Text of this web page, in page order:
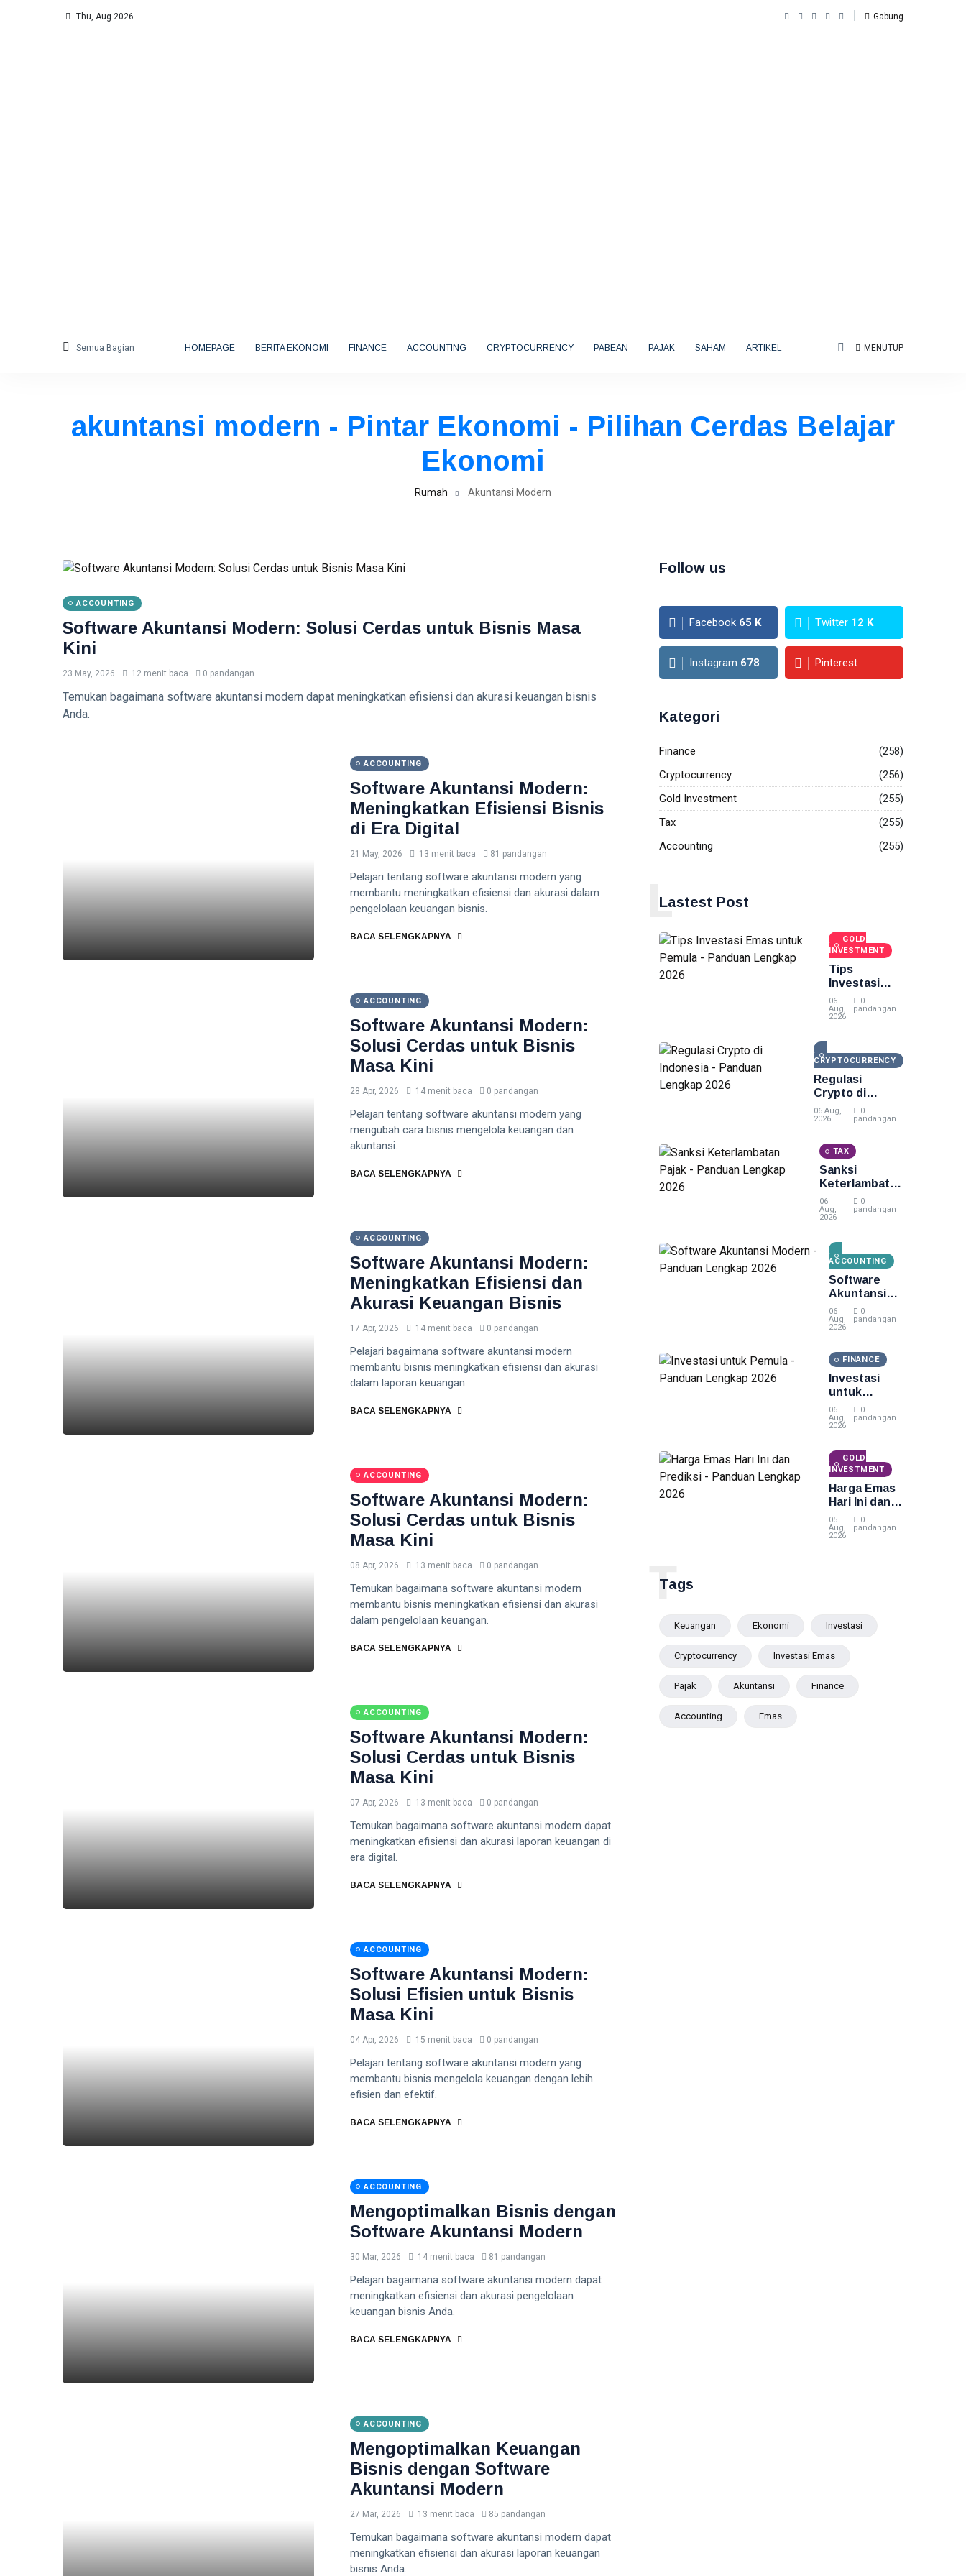
Thu, Aug 2026 Gabung
Semua Bagian HOMEPAGE BERITA EKONOMI FINANCE ACCOUNTING CRYPTOCURRENCY PABEAN PAJAK SAHAM ARTIKEL MENUTUP
akuntansi modern - Pintar Ekonomi - Pilihan Cerdas Belajar
Ekonomi
Rumah Akuntansi Modern
ACCOUNTING
Software Akuntansi Modern: Solusi Cerdas untuk Bisnis Masa
Kini
23 May, 2026 12 menit baca 0 pandangan
Temukan bagaimana software akuntansi modern dapat meningkatkan efisiensi dan akurasi keuangan bisnis
Anda.
ACCOUNTING
Software Akuntansi Modern:
Meningkatkan Efisiensi Bisnis
di Era Digital
21 May, 2026 13 menit baca 81 pandangan
Pelajari tentang software akuntansi modern yang
membantu meningkatkan efisiensi dan akurasi dalam
pengelolaan keuangan bisnis.
BACA SELENGKAPNYA
ACCOUNTING
Software Akuntansi Modern:
Solusi Cerdas untuk Bisnis
Masa Kini
28 Apr, 2026 14 menit baca 0 pandangan
Pelajari tentang software akuntansi modern yang
mengubah cara bisnis mengelola keuangan dan
akuntansi.
BACA SELENGKAPNYA
ACCOUNTING
Software Akuntansi Modern:
Meningkatkan Efisiensi dan
Akurasi Keuangan Bisnis
17 Apr, 2026 14 menit baca 0 pandangan
Pelajari bagaimana software akuntansi modern
membantu bisnis meningkatkan efisiensi dan akurasi
dalam laporan keuangan.
BACA SELENGKAPNYA
ACCOUNTING
Software Akuntansi Modern:
Solusi Cerdas untuk Bisnis
Masa Kini
08 Apr, 2026 13 menit baca 0 pandangan
Temukan bagaimana software akuntansi modern
membantu bisnis meningkatkan efisiensi dan akurasi
dalam pengelolaan keuangan.
BACA SELENGKAPNYA
ACCOUNTING
Software Akuntansi Modern:
Solusi Cerdas untuk Bisnis
Masa Kini
07 Apr, 2026 13 menit baca 0 pandangan
Temukan bagaimana software akuntansi modern dapat
meningkatkan efisiensi dan akurasi laporan keuangan di
era digital.
BACA SELENGKAPNYA
ACCOUNTING
Software Akuntansi Modern:
Solusi Efisien untuk Bisnis
Masa Kini
04 Apr, 2026 15 menit baca 0 pandangan
Pelajari tentang software akuntansi modern yang
membantu bisnis mengelola keuangan dengan lebih
efisien dan efektif.
BACA SELENGKAPNYA
ACCOUNTING
Mengoptimalkan Bisnis dengan
Software Akuntansi Modern
30 Mar, 2026 14 menit baca 81 pandangan
Pelajari bagaimana software akuntansi modern dapat
meningkatkan efisiensi dan akurasi pengelolaan
keuangan bisnis Anda.
BACA SELENGKAPNYA
ACCOUNTING
Mengoptimalkan Keuangan
Bisnis dengan Software
Akuntansi Modern
27 Mar, 2026 13 menit baca 85 pandangan
Temukan bagaimana software akuntansi modern dapat
meningkatkan efisiensi dan akurasi laporan keuangan
bisnis Anda.
Follow us
Facebook 65 K Twitter 12 K
Instagram 678 Pinterest
Kategori
Finance
(258)
Cryptocurrency
(256)
Gold Investment
(255)
Tax
(255)
Accounting
(255)
Lastest Post
L
GOLD
INVESTMENT
Tips
Investasi
Emas untuk
Pemula -
2026
06
Aug,
2026
0
pandangan
CRYPTOCURRENCY
Regulasi
Crypto di
Indonesia -
Panduan
06 Aug,
2026
0
pandangan
TAX
Sanksi
Keterlambatan
Pajak -
Panduan
06
Aug,
2026
0
pandangan
ACCOUNTING
Software
Akuntansi
Modern -
Panduan
06
Aug,
2026
0
pandangan
FINANCE
Investasi
untuk
Pemula -
Panduan
06
Aug,
2026
0
pandangan
GOLD
INVESTMENT
Harga Emas
Hari Ini dan
Prediksi -
Panduan
05
Aug,
2026
0
pandangan
Tags
T
Keuangan Ekonomi Investasi
Cryptocurrency Investasi Emas
Pajak Akuntansi Finance
Accounting Emas